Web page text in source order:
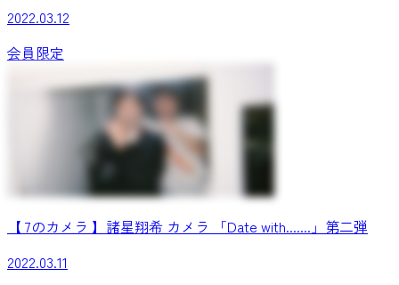
2022.03.12
会員限定
【 7のカメラ 】諸星翔希 カメラ 「Date with.......」第二弾
2022.03.11